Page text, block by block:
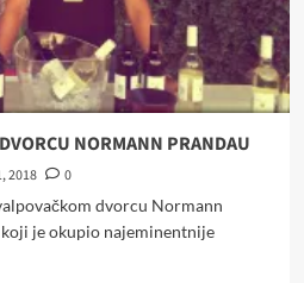
NORMANN PRANDAU
2018
0
dvorcu Normann
je okupio najeminentnije